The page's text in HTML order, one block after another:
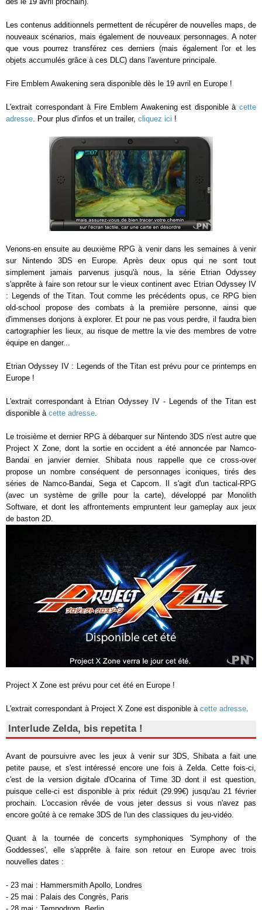
Les contenus additionnels permettent de récupérer de nouvelles maps, de
nouveaux scénarios, mais également de nouveaux personnages. A noter
que vous pourrez transférez ces derniers (mais également l'or et les
objets accumulés grâce à ces DLC) dans l'aventure principale.
Fire Emblem Awakening sera disponible dès le 19 avril en Europe !
L'extrait correspondant à Fire Emblem Awakening est disponible à cette
adresse . Pour plus d'infos et un trailer, cliquez ici !
Venons-en ensuite au deuxième RPG à venir dans les semaines à venir
sur Nintendo 3DS en Europe. Après deux opus qui ne sont tout
simplement jamais parvenus jusqu'à nous, la série Etrian Odyssey
s'apprête à faire son retour sur le vieux continent avec Etrian Odyssey IV
: Legends of the Titan. Tout comme les précédents opus, ce RPG bien
old-school propose des combats à la première personne, ainsi que
d'immenses donjons à explorer. Et pour ne pas vous perdre, il faudra bien
cartographier les lieux, au risque de mettre la vie des membres de votre
équipe en danger...
Etrian Odyssey IV : Legends of the Titan est prévu pour ce printemps en
Europe !
L'extrait correspondant à Etrian Odyssey IV - Legends of the Titan est
disponible à cette adresse
Le troisième et dernier RPG à débarquer sur Nintendo 3DS n'est autre que
Project X Zone, dont la sortie en occident a été annoncée par Namco-
Bandai en janvier dernier. Shibata nous rappelle que ce cross-over
propose un nombre conséquent de personnages iconiques, tirés des
séries de Namco-Bandai, Sega et Capcom. Il s'agit d'un tactical-RPG
(avec un système de grille pour la carte), développé par Monolith
Software, et dont les affrontements empruntent leur gameplay aux jeux
de baston 2D.
Project X Zone est prévu pour cet été en Europe !
L'extrait correspondant à Project X Zone est disponible à cette adresse.
Interlude Zelda, bis repetita !
Avant de poursuivre avec les jeux à venir sur 3DS, Shibata a fait une
petite pause, et s'est intéressé encore une fois à Zelda. Cette fois-ci,
c'est de la version digitale d'Ocarina of Time 3D dont il est question,
puisque celle-ci est disponible à prix réduit (29.99€) jusqu'au 21 février
prochain. L'occasion rêvée de vous jeter dessus si vous n'avez pas
encore goûté à ce remake 3DS de l'un des classiques du jeu-vidéo.
Quant à la tournée de concerts symphoniques 'Symphony of the
Goddesses', elle s'apprête à faire son retour en Europe avec trois
nouvelles dates :
- 23 mai : Hammersmith Apollo, Londres
- 25 mai : Palais des Congrès, Paris